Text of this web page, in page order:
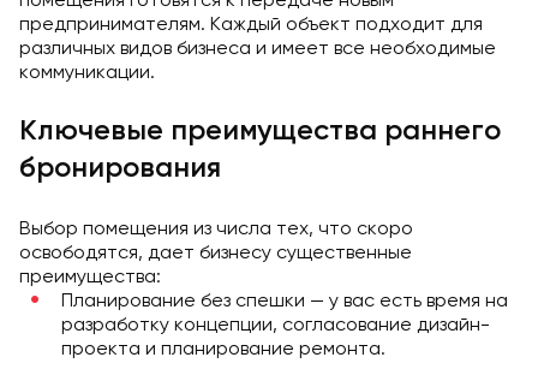
предпринимателям. Каждый объект подходит для
различных видов бизнеса и имеет все необходимые
коммуникации.
Ключевые преимущества раннего
бронирования
Выбор помещения из числа тех, что скоро
освободятся, дает бизнесу существенные
преимущества:
Планирование без спешки — у вас есть время на
разработку концепции, согласование дизайн-
проекта и планирование ремонта.